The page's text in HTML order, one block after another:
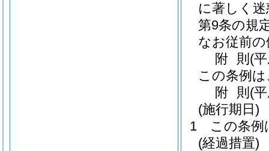
に著しく
第9条の規
なお従前
附 則 (
この条例
附 則 (
(施行期日)
1
この条例
(経過措置)